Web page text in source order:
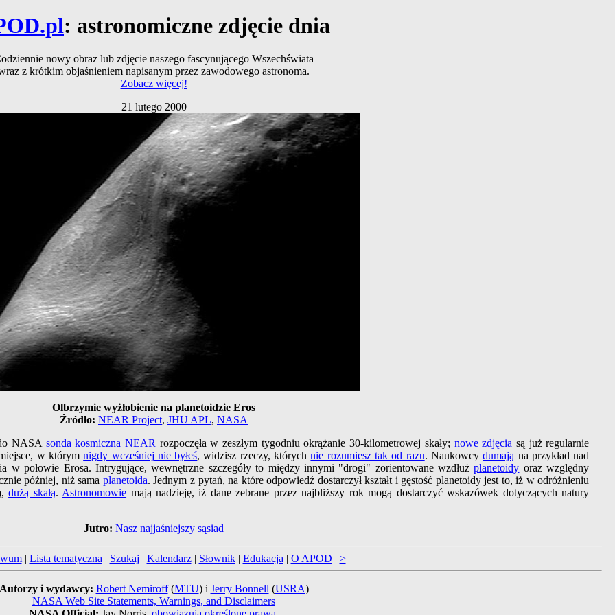
: astronomiczne zdjęcie dnia
nowy obraz lub zdjęcie naszego fascynującego Wszechświata
z krótkim objaśnieniem napisanym przez zawodowego astronoma.
Zobacz więcej!
21 lutego 2000
Olbrzymie wyżłobienie na planetoidzie Eros
Źródło: NEAR Project, JHU APL, NASA
NASA sonda kosmiczna NEAR rozpoczęła w zeszłym tygodniu okrążanie 30-kilometrowej skały; nowe zdjęcia są już regularnie
w którymnigdy wcześniej nie byłeś, widzisz rzeczy, którychnie rozumiesz tak od razu. Naukowcydumają na przykład nad
w połowie Erosa. Intrygujące, wewnętrzne szczegóły to między innymi "drogi" zorientowane wzdłużplanetoidy oraz względny
później, niż sama planetoida. Jednym z pytań, na które odpowiedź dostarczył kształt i gęstość planetoidy jest to, iż w odróżnieniu
dużą skałą. Astronomowie mają nadzieję, iż dane zebrane przez najbliższy rok mogą dostarczyć wskazówek dotyczących natury
Jutro: Nasz najjaśniejszy sąsiad
| Lista tematyczna | Szukaj | Kalendarz| Słownik| Edukacja | O APOD | >
i wydawcy: Robert Nemiroff(MTU) i Jerry Bonnell (USRA)
NASA Web Site Statements, Warnings, and Disclaimers